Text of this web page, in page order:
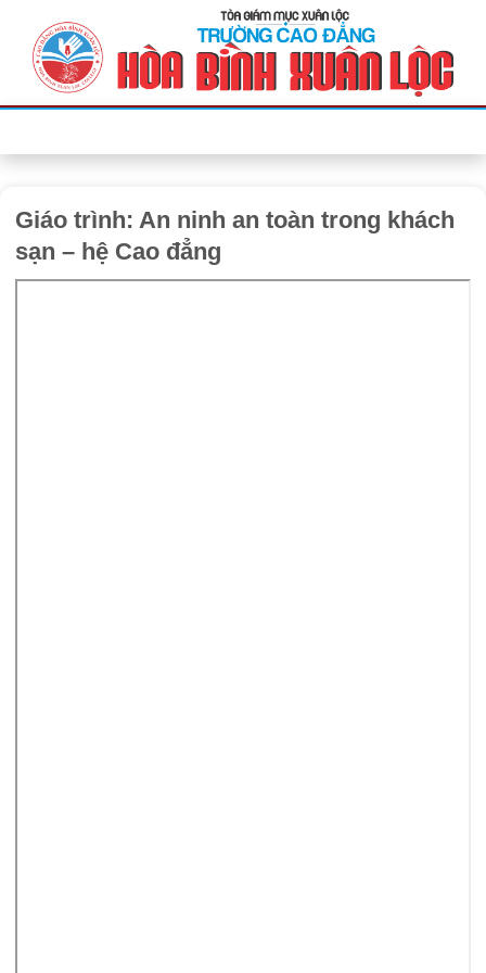
Giáo trình: An ninh an toàn trong khách
sạn – hệ Cao đẳng